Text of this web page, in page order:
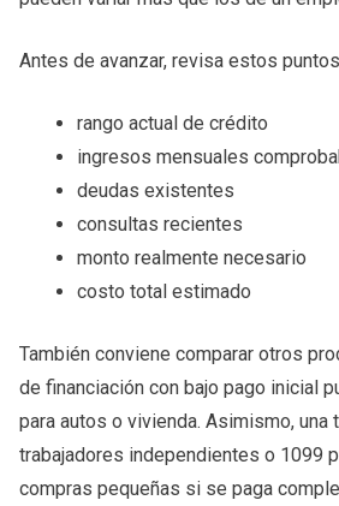
Antes de avanzar, revisa estos
rango actual de crédito
ingresos mensuales
deudas existentes
consultas recientes
monto realmente necesario
costo total estimado
También conviene comparar otros
de financiación con bajo pago inicial
para autos o vivienda. Asimismo, una
trabajadores independientes o 1099
compras pequeñas si se paga